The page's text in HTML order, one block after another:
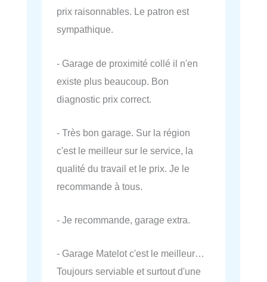
prix raisonnables. Le patron est
sympathique.
- Garage de proximité collé il n'en
existe plus beaucoup. Bon
diagnostic prix correct.
- Très bon garage. Sur la région
c'est le meilleur sur le service, la
qualité du travail et le prix. Je le
recommande à tous.
- Je recommande, garage extra.
- Garage Matelot c'est le meilleur…
Toujours serviable et surtout d'une